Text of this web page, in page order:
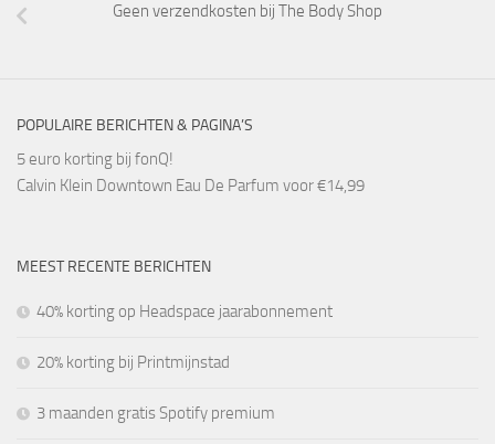
Geen verzendkosten bij The Body Shop
POPULAIRE BERICHTEN & PAGINA’S
5 euro korting bij fonQ!
Calvin Klein Downtown Eau De Parfum voor €14,99
MEEST RECENTE BERICHTEN
40% korting op Headspace jaarabonnement
20% korting bij Printmijnstad
3 maanden gratis Spotify premium